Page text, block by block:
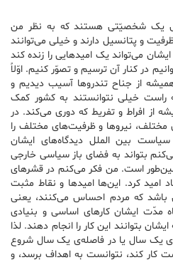
یک شخصیّتی هستند که به نظر من
و پتانسیل دارند و خیلی می‌توانند
می‌تواند یک امیدهایی را زنده کند
در کنار آن ترسیم و تصوّر کنیم. اوّلاً
از جناح تندروها آسیب دیدیم و
خیلی نتوانستند به کشور کمک
از افراط و تفریط که دوری می‌کند. در
مختلف، نیروها و ظرفیت‌های مختلف را
بین الملل دیدگاه‌های ایشان
بتواند به فضای باز سیاسی خارجی
است. من فکر می‌کنم در قشرهای
امید کرد. این‌ها امیدها و نقاط مثبت
باشد که مردم احساس می‌کنند، یعنی
مدّت ایشان کارهای اساسی و بنیادی
بتوانند این کار را انجام دهند. لذا
یک سال یا در فاصله‌ی یک سال شروع
کار کند، نتوانست به اهداف برسد، و